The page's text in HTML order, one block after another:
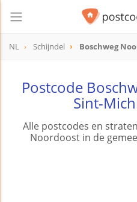
NL Schijndel Boschweg
Postcode
Sint-
Alle postcodes en
Noordoost in de